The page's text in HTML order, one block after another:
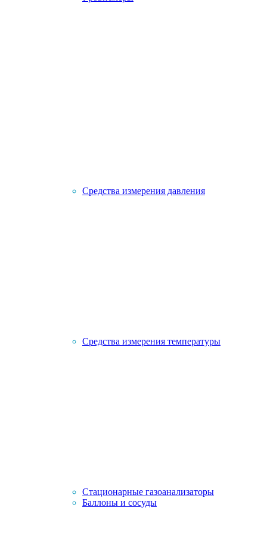
Средства измерения давления
Средства измерения температуры
Стационарные газоанализаторы
Баллоны и сосуды